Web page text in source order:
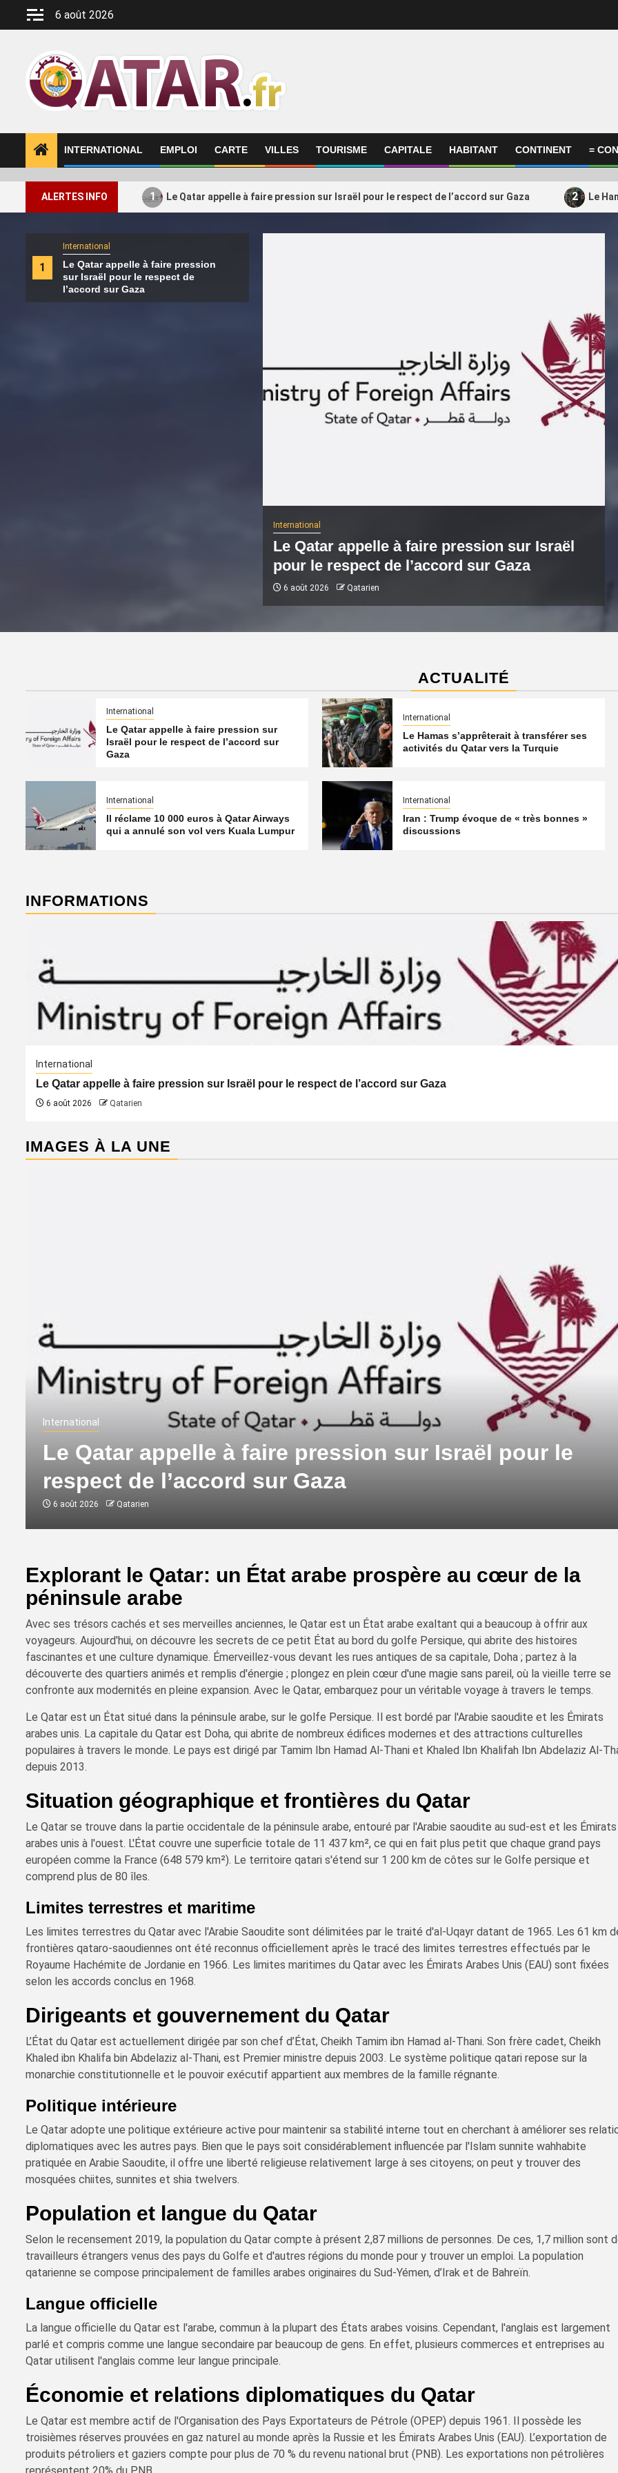
6 août 2026
INTERNATIONAL EMPLOI CARTE VILLES TOURISME CAPITALE HABITANT CONTINENT =
ALERTES INFO 1 Le Qatar appelle à faire pression sur Israël pour le respect de l’accord sur Gaza 2 Le
1
International
Le Qatar appelle à faire pression
sur Israël pour le respect de
l’accord sur Gaza
International
Le Qatar appelle à faire pression sur Israël
pour le respect de l’accord sur Gaza
6 août 2026 Qatarien
ACTUALITÉ
International
Le Qatar appelle à faire pression sur
Israël pour le respect de l’accord sur
Gaza
International
Le Hamas s’apprêterait à transférer ses
activités du Qatar vers la Turquie
International
Il réclame 10 000 euros à Qatar Airways
qui a annulé son vol vers Kuala Lumpur
International
Iran : Trump évoque de « très bonnes »
discussions
INFORMATIONS
International
Le Qatar appelle à faire pression sur Israël pour le respect de l’accord sur Gaza
6 août 2026 Qatarien
IMAGES À LA UNE
International
Le Qatar appelle à faire pression sur Israël pour le
respect de l’accord sur Gaza
6 août 2026 Qatarien
Explorant le Qatar: un État arabe prospère au cœur de la
péninsule arabe
Avec ses trésors cachés et ses merveilles anciennes, le Qatar est un État arabe exaltant qui a beaucoup à offrir aux
voyageurs. Aujourd'hui, on découvre les secrets de ce petit État au bord du golfe Persique, qui abrite des histoires
fascinantes et une culture dynamique. Émerveillez-vous devant les rues antiques de sa capitale, Doha ; partez à la
découverte des quartiers animés et remplis d'énergie ; plongez en plein cœur d'une magie sans pareil, où la vieille terre se
confronte aux modernités en pleine expansion. Avec le Qatar, embarquez pour un véritable voyage à travers le temps.
Le Qatar est un État situé dans la péninsule arabe, sur le golfe Persique. Il est bordé par l'Arabie saoudite et les Émirats
arabes unis. La capitale du Qatar est Doha, qui abrite de nombreux édifices modernes et des attractions culturelles
populaires à travers le monde. Le pays est dirigé par Tamim Ibn Hamad Al-Thani et Khaled Ibn Khalifah Ibn Abdelaziz Al-
depuis 2013.
Situation géographique et frontières du Qatar
Le Qatar se trouve dans la partie occidentale de la péninsule arabe, entouré par l'Arabie saoudite au sud-est et les Émirats
arabes unis à l'ouest. L'État couvre une superficie totale de 11 437 km², ce qui en fait plus petit que chaque grand pays
européen comme la France (648 579 km²). Le territoire qatari s'étend sur 1 200 km de côtes sur le Golfe persique et
comprend plus de 80 îles.
Limites terrestres et maritime
Les limites terrestres du Qatar avec l'Arabie Saoudite sont délimitées par le traité d'al-Uqayr datant de 1965. Les 61 km
frontières qataro-saoudiennes ont été reconnus officiellement après le tracé des limites terrestres effectués par le
Royaume Hachémite de Jordanie en 1966. Les limites maritimes du Qatar avec les Émirats Arabes Unis (EAU) sont fixées
selon les accords conclus en 1968.
Dirigeants et gouvernement du Qatar
L’État du Qatar est actuellement dirigée par son chef d’État, Cheikh Tamim ibn Hamad al-Thani. Son frère cadet, Cheikh
Khaled ibn Khalifa bin Abdelaziz al-Thani, est Premier ministre depuis 2003. Le système politique qatari repose sur la
monarchie constitutionnelle et le pouvoir exécutif appartient aux membres de la famille régnante.
Politique intérieure
Le Qatar adopte une politique extérieure active pour maintenir sa stabilité interne tout en cherchant à améliorer ses
diplomatiques avec les autres pays. Bien que le pays soit considérablement influencée par l'Islam sunnite wahhabite
pratiquée en Arabie Saoudite, il offre une liberté religieuse relativement large à ses citoyens; on peut y trouver des
mosquées chiites, sunnites et shia twelvers.
Population et langue du Qatar
Selon le recensement 2019, la population du Qatar compte à présent 2,87 millions de personnes. De ces, 1,7 million sont
travailleurs étrangers venus des pays du Golfe et d'autres régions du monde pour y trouver un emploi. La population
qatarienne se compose principalement de familles arabes originaires du Sud-Yémen, d’Irak et de Bahreïn.
Langue officielle
La langue officielle du Qatar est l'arabe, commun à la plupart des États arabes voisins. Cependant, l'anglais est largement
parlé et compris comme une langue secondaire par beaucoup de gens. En effet, plusieurs commerces et entreprises au
Qatar utilisent l'anglais comme leur langue principale.
Économie et relations diplomatiques du Qatar
Le Qatar est membre actif de l'Organisation des Pays Exportateurs de Pétrole (OPEP) depuis 1961. Il possède les
troisièmes réserves prouvées en gaz naturel au monde après la Russie et les Émirats Arabes Unis (EAU). L’exportation de
produits pétroliers et gaziers compte pour plus de 70 % du revenu national brut (PNB). Les exportations non pétrolières